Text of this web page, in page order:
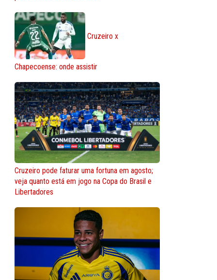
Cruzeiro x
Chapecoense: onde assistir
Cruzeiro pode faturar uma fortuna em agosto;
veja quanto está em jogo na Copa do Brasil e
Libertadores